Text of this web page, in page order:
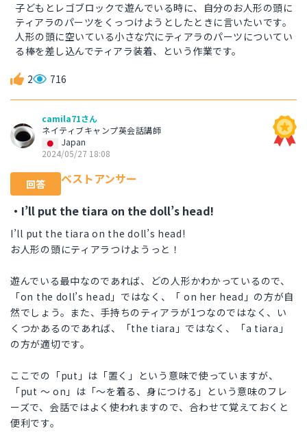
子どもとレゴブロックで遊んでいる時に、自分のお人形の頭に
ティアラのパーツをくっつけようとしたときに言いたいです。
人形の頭に空いている小さな穴にティアラのパーツについてい
る棒を差し込んでティアラ装着、という作業です。
2 716
camila71さん
ネイティブキャンプ英会話講師
Japan
2024/05/27 18:08
回答
ベストアンサー
・I’ll put the tiara on the doll’s head!
I’ll put the tiara on the doll’s head!
お人形の頭にティアラつけようっと！
遊んでいる最中なのであれば、どの人形かわかっているので、
「on the doll’s head」ではなく、「 on her head」の方が自
然でしょう。また、手持ちのティアラが1つなのではなく、い
くつかあるのであれば、「the tiara」ではなく、「a tiara」
の方が適切です。
ここでの「put」は「置く」という意味で使っていますが、
「put 〜 on」は「〜を着る、身につける」という意味のフレ
ーズで、会話ではよく使われますので、合わせて覚えておくと
便利です。